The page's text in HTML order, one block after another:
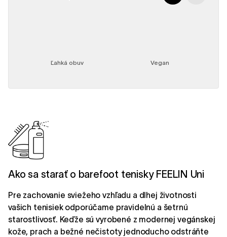
Ľahká obuv Vegan
Ako sa starať o barefoot tenisky FEELIN Uni
Pre zachovanie sviežeho vzhľadu a dlhej životnosti
vašich tenisiek odporúčame pravidelnú a šetrnú
starostlivosť. Keďže sú vyrobené z modernej vegánskej
kože, prach a bežné nečistoty jednoducho odstráňte